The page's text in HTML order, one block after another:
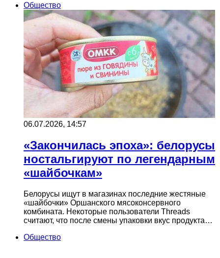
Общество
06.07.2026, 14:57
«Закончилась эпоха»: белорусы
ностальгируют по легендарным
«шайбочкам»
Белорусы ищут в магазинах последние жестяные
«шайбочки» Оршанского мясоконсервного
комбината. Некоторые пользователи Threads
считают, что после смены упаковки вкус продукта…
Общество